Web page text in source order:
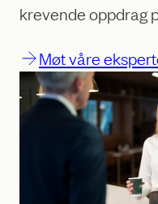
krevende oppdrag
Møt våre